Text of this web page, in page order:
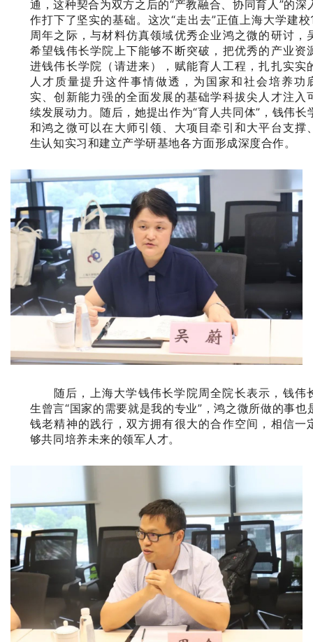
通，这种契合为双方之后的“产教融合、协同育人”的深
作打下了坚实的基础。这次“走出去”正值上海大学建
周年之际，与材料仿真领域优秀企业鸿之微的研讨，
希望钱伟长学院上下能够不断突破，把优秀的产业资
进钱伟长学院（请进来），赋能育人工程，扎扎实实
人才质量提升这件事情做透，为国家和社会培养功
实、创新能力强的全面发展的基础学科拔尖人才注入
续发展动力。随后，她提出作为“育人共同体”，钱伟长
和鸿之微可以在大师引领、大项目牵引和大平台支撑
生认知实习和建立产学研基地各方面形成深度合作。
随后，上海大学钱伟长学院周全院长表示，钱伟
生曾言“国家的需要就是我的专业”，鸿之微所做的事也
钱老精神的践行，双方拥有很大的合作空间，相信一
够共同培养未来的领军人才。